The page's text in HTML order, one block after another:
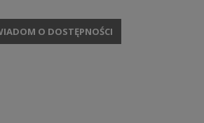
O DOSTĘPNOŚCI